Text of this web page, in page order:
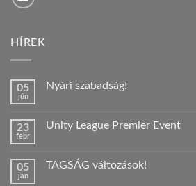
HÍREK
05
jún
Nyári szabadság!
Nyári
23
febr
Unity League Premier Event
Unity
05
jan
TAGSÁG változások!